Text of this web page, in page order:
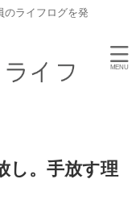
ライフログを発
し。手放す理